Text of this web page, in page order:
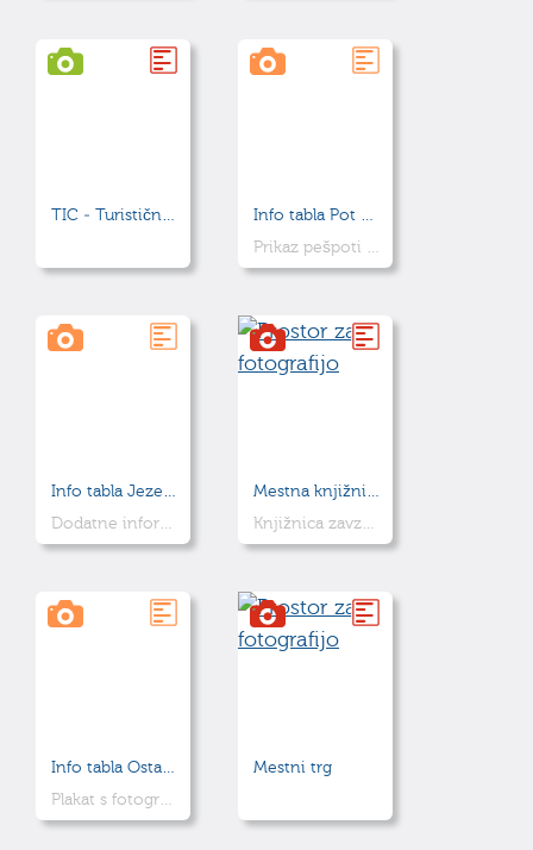
TIC - Turistično informacijski center Idrija in Center za obiskovalce
Info tabla Pot ob Soči
Prikaz pešpoti na desnem bregu Soče
Info tabla Jezero
Dodatne informacije o jezeru
Mestna knjižnica in čitalnica
Knjižnica zavzema celotno prvo nadstropje magazina, uporablja pa tudi pritlični prostor v isti stavbi, ki je namenjen prireditvam, uram pravljic, organiziranim obiskom in knjižnim razstavam.
Info tabla Ostaline železnodobne hiše "1"
Plakat s fotografijo arheološke najdbe
Mestni trg